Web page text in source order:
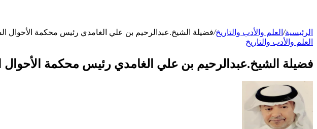
الرئيسية/ العلم والأدب والتاريخ/فضيلة الشيخ.عبدالرحيم بن علي الغامدي رئيس محكمة الأحوال
العلم والأدب والتاريخ
فضيلة الشيخ.عبدالرحيم بن علي الغامدي رئيس محكمة